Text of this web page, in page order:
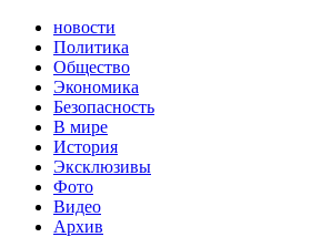
новости
Политика
Общество
Экономика
Безопасность
В мире
История
Эксклюзивы
Фото
Видео
Архив